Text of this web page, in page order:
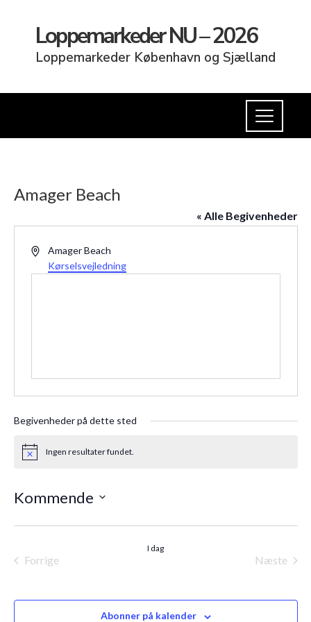
Loppemarkeder NU – 2026
Loppemarkeder København og Sjælland
Amager Beach
« Alle Begivenheder
AdresseAmager Beach
Kørselsvejledning
Begivenheder på dette sted
NoticeIngen resultater fundet.
Kommende
Vælg
Forrige
I dag
Næste
Abonner på kalender